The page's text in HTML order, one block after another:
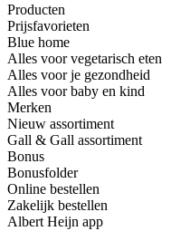
Producten
Prijsfavorieten
Blue home
Alles voor vegetarisch eten
Alles voor je gezondheid
Alles voor baby en kind
Merken
Nieuw assortiment
Gall & Gall assortiment
Bonus
Bonusfolder
Online bestellen
Zakelijk bestellen
Albert Heijn app